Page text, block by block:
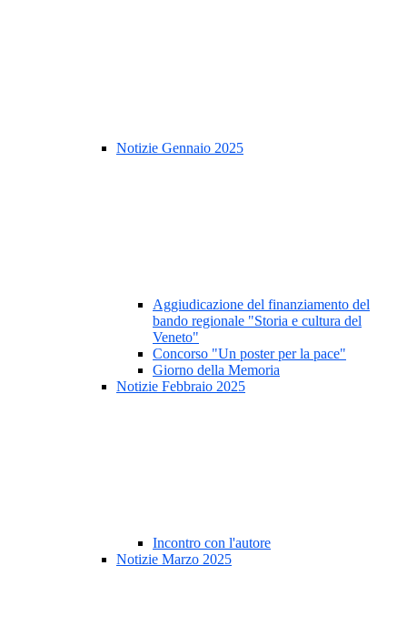
Notizie Gennaio 2025
Aggiudicazione del finanziamento del
bando regionale "Storia e cultura del
Veneto"
Concorso "Un poster per la pace"
Giorno della Memoria
Notizie Febbraio 2025
Incontro con l'autore
Notizie Marzo 2025